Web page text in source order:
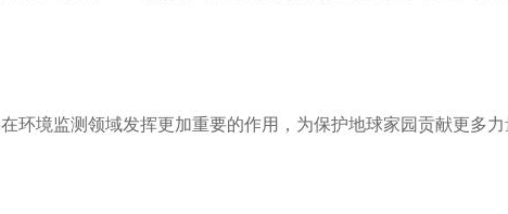
境监测领域发挥更加重要的作用，为保护地球家园贡献更多力